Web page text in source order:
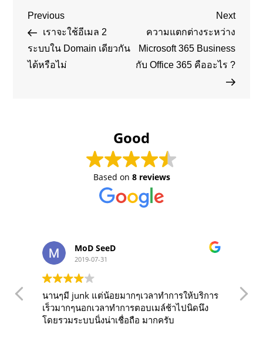
Post
navigation
Previous
Post
Previous
เราจะใช้อีเมล 2
ระบบใน Domain เดียวกัน
ได้หรือไม่
Next
Post
Next
ความแตกต่างระหว่าง
Microsoft 365 Business
กับ Office 365 คืออะไร ?
Good
Based on 8 reviews
MoD SeeD
2019-07-31
นานๆมี junk แต่น้อยมากๆเวลาทำการให้บริการ
เร็วมากๆนอกเวลาทำการตอบเมล์ช้าไปนิดนึง
โดยรวมระบบนิ่งน่าเชื่อถือ มากครับ